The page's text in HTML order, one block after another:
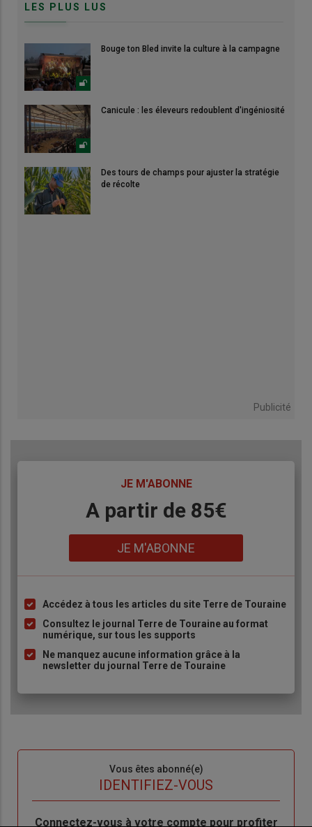
LES PLUS LUS
Bouge ton Bled invite la culture à la campagne
Canicule : les éleveurs redoublent d'ingéniosité
Des tours de champs pour ajuster la stratégie
de récolte
Publicité
JE M'ABONNE
A partir de 85€
JE M'ABONNE
Liste
à
puce
Accédez à tous les articles du site Terre de Touraine
Consultez le journal Terre de Touraine au format
numérique, sur tous les supports
Ne manquez aucune information grâce à la
newsletter du journal Terre de Touraine
Vous êtes abonné(e)
IDENTIFIEZ-VOUS
Body
Connectez-vous à votre compte pour profiter